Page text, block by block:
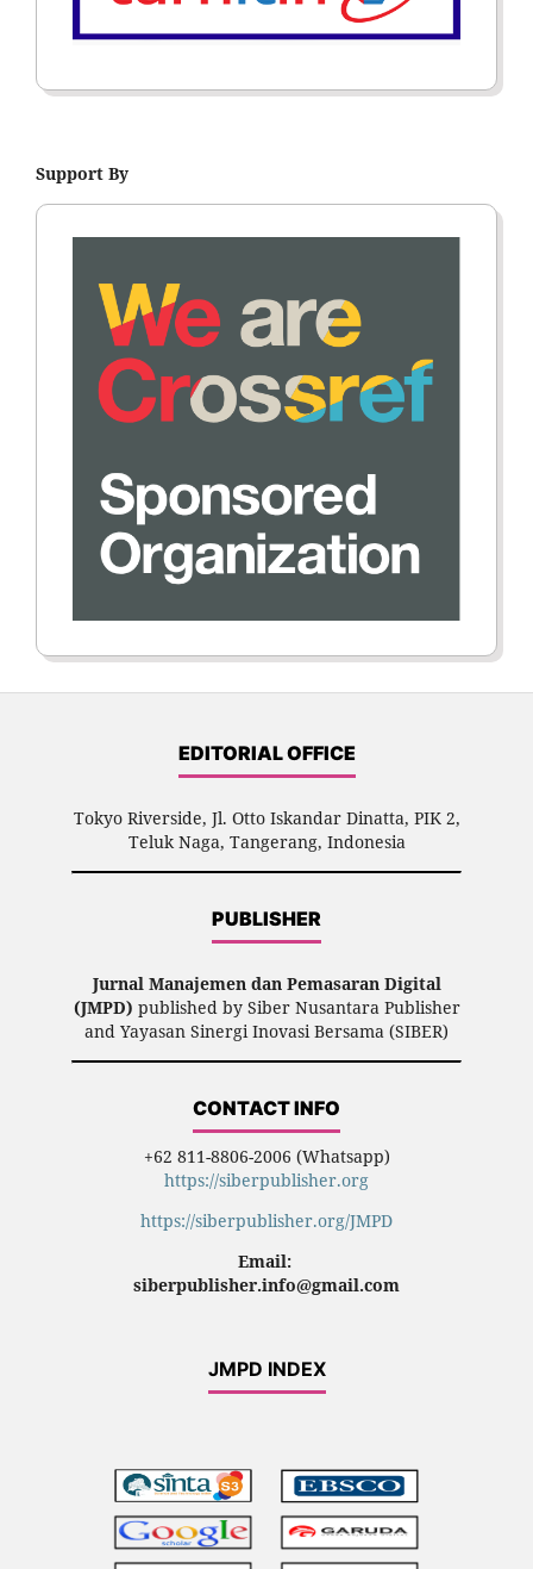
Support By
EDITORIAL OFFICE
Tokyo Riverside, Jl. Otto Iskandar Dinatta, PIK 2,
Teluk Naga, Tangerang, Indonesia
PUBLISHER
Jurnal Manajemen dan Pemasaran Digital
(JMPD) published by Siber Nusantara Publisher
and Yayasan Sinergi Inovasi Bersama (SIBER)
CONTACT INFO
+62 811-8806-2006 (Whatsapp)
https://siberpublisher.org
https://siberpublisher.org/JMPD
Email:
siberpublisher.info@gmail.com
JMPD INDEX